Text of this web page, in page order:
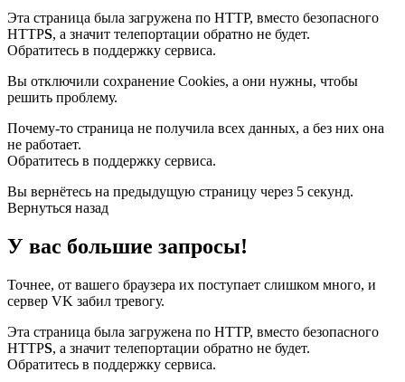
Эта страница была загружена по HTTP, вместо безопасного
HTTPS, а значит телепортации обратно не будет.
Обратитесь в поддержку сервиса.
Вы отключили сохранение Cookies, а они нужны, чтобы
решить проблему.
Почему-то страница не получила всех данных, а без них она
не работает.
Обратитесь в поддержку сервиса.
Вы вернётесь на предыдущую страницу через 5 секунд.
Вернуться назад
У вас большие запросы!
Точнее, от вашего браузера их поступает слишком много, и
сервер VK забил тревогу.
Эта страница была загружена по HTTP, вместо безопасного
HTTPS, а значит телепортации обратно не будет.
Обратитесь в поддержку сервиса.